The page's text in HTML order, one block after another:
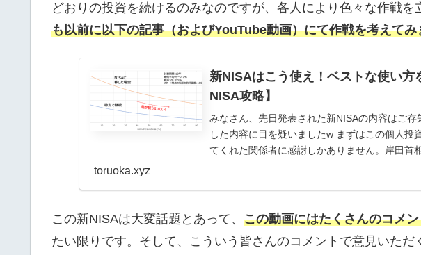
どおりの投資を続けるのみなのですが、各人により色々な作戦を
も以前に以下の記事（およびYouTube動画）にて作戦を考えてみ
新NISAはこう使え！ベストな使い方
NISA攻略】
みなさん、先日発表された新NISAの内容はご
した内容に目を疑いましたw まずはこの個人投
てくれた関係者に感謝しかありません。岸田首
toruoka.xyz
この新NISAは大変話題とあって、 この動画にはたくさんのコメ
たい限りです。そして、こういう皆さんのコメントで意見いただ